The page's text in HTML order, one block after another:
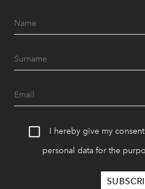
I hereby give my
personal data for the